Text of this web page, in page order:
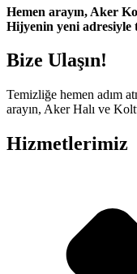
giriş
giriş
Hemen arayın, Aker
Hijyenin yeni adresiyle
Bize Ulaşın!
Temizliğe hemen adım
arayın, Aker Halı ve
Hizmetlerimiz